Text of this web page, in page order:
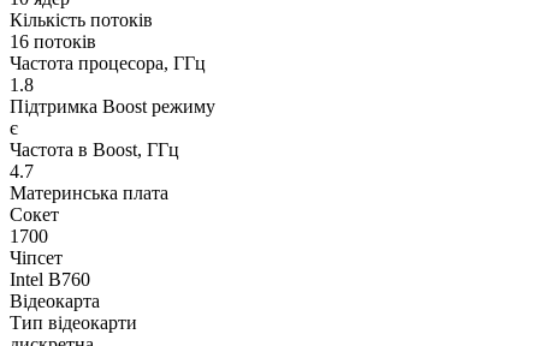
Кількість потоків
16 потоків
Частота процесора, ГГц
1.8
Підтримка Boost режиму
є
Частота в Boost, ГГц
4.7
Материнська плата
Сокет
1700
Чіпсет
Intel B760
Відеокарта
Тип відеокарти